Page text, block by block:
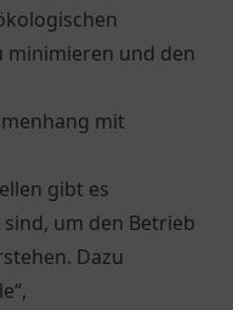
minimieren und den
mit
gibt es
um den Betrieb
Dazu